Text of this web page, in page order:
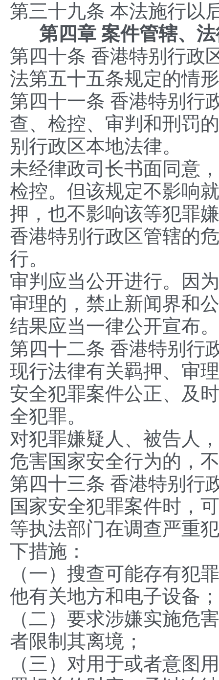
第三十九条 本法施行以
第四章 案件管辖、法
第四十条 香港特别行政
法第五十五条规定的情
第四十一条 香港特别行
查、检控、审判和刑罚
别行政区本地法律。
未经律政司长书面同意
检控。但该规定不影响
押，也不影响该等犯罪
香港特别行政区管辖的
行。
审判应当公开进行。因
审理的，禁止新闻界和
结果应当一律公开宣布。
第四十二条 香港特别行
现行法律有关羁押、审
安全犯罪案件公正、及
全犯罪。
对犯罪嫌疑人、被告人
危害国家安全行为的，
第四十三条 香港特别行
国家安全犯罪案件时，
等执法部门在调查严重
下措施：
（一）搜查可能存有犯
他有关地方和电子设备；
（二）要求涉嫌实施危
者限制其离境；
（三）对用于或者意图